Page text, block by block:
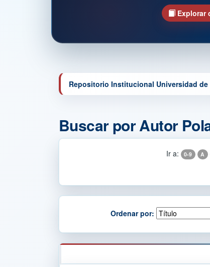
Explorar
Repositorio Institucional Universidad de
Buscar por Autor
Ir a: 0-9 A
Ordenar por: